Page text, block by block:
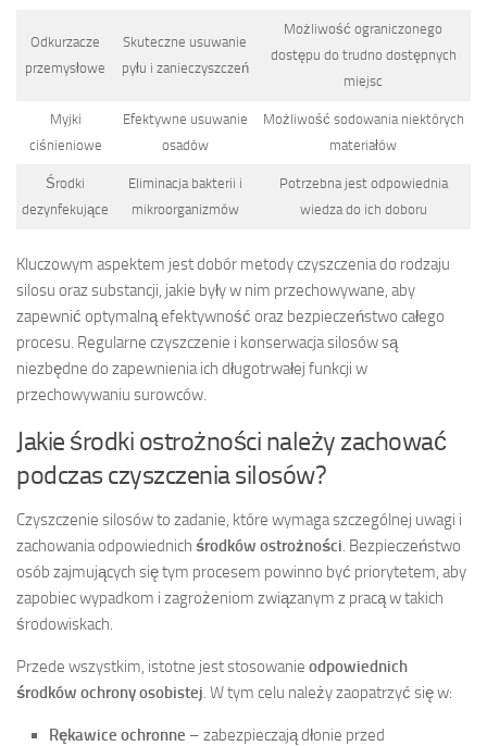
Odkurzacze
przemysłowe
Skuteczne usuwanie
pyłu i zanieczyszczeń
Możliwość ograniczonego
dostępu do trudno dostępnych
miejsc
Myjki
ciśnieniowe
Efektywne usuwanie
osadów
Możliwość sodowania niektórych
materiałów
Środki
dezynfekujące
Eliminacja bakterii i
mikroorganizmów
Potrzebna jest odpowiednia
wiedza do ich doboru
Kluczowym aspektem jest dobór metody czyszczenia do rodzaju
silosu oraz substancji, jakie były w nim przechowywane, aby
zapewnić optymalną efektywność oraz bezpieczeństwo całego
procesu. Regularne czyszczenie i konserwacja silosów są
niezbędne do zapewnienia ich długotrwałej funkcji w
przechowywaniu surowców.
Jakie środki ostrożności należy zachować
podczas czyszczenia silosów?
Czyszczenie silosów to zadanie, które wymaga szczególnej uwagi i
zachowania odpowiednich środków ostrożności. Bezpieczeństwo
osób zajmujących się tym procesem powinno być priorytetem, aby
zapobiec wypadkom i zagrożeniom związanym z pracą w takich
środowiskach.
Przede wszystkim, istotne jest stosowanie odpowiednich
środków ochrony osobistej. W tym celu należy zaopatrzyć się w:
Rękawice ochronne – zabezpieczają dłonie przed